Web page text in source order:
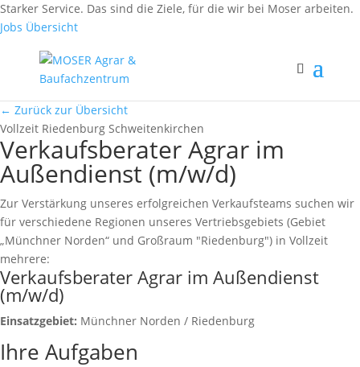
Fax: (0 84 56) 91 86 90 - 50
Fax: (0 94 42) 92 10 83 - 50
Starker Service. Das sind die Ziele, für die wir bei Moser arbeiten.
Jobs Übersicht
← Zurück zur Übersicht
Vollzeit Riedenburg Schweitenkirchen
Verkaufsberater Agrar im
Außendienst (m/w/d)
Zur Verstärkung unseres erfolgreichen Verkaufsteams suchen wir
für verschiedene Regionen unseres Vertriebsgebiets (Gebiet
„Münchner Norden“ und Großraum "Riedenburg") in Vollzeit
mehrere:
Verkaufsberater Agrar im Außendienst
(m/w/d)
Einsatzgebiet: Münchner Norden / Riedenburg
Ihre Aufgaben